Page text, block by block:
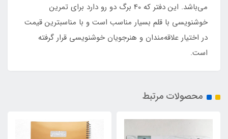
می‌باشد. این دفتر که 40 برگ دو رو دارد برای تمرین
خوشنویسی با قلم بسیار مناسب است و با مناسبترین قیمت
در اختیار علاقه‌مندان و هنرجویان خوشنویسی قرار گرفته
است.
محصولات مرتبط